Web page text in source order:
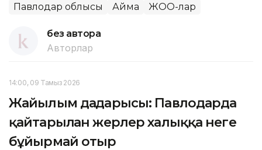
Павлодар облысы Аймақ ЖОО-лар
без автора
Авторлар
14:00, 09 Тамыз 2026
Жайылым дағдарысы: Павлодарда
қайтарылған жерлер халыққа неге
бұйырмай отыр